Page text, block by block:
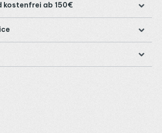
kostenfrei ab 150€